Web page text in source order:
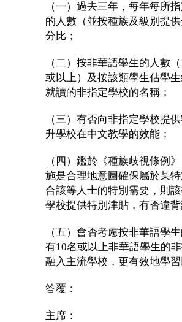
（一）過去三年，每年每所
的人數（並按種族及級別提
分比；
（二）按非華語學生的人數
或以上）及按該類學生佔學
就讀的非指定學校的名稱；
（三）有否向非指定學校提
升學校在中文教學的效能；
（四）鑑於《種族歧視條例
施是合理地意圖確保屬於某
合該等人士的特別需要，則
學校提供特別津貼，有否違
（五）會否考慮按非華語學
有10名或以上非華語學生的
融入主流學校，更有效地學
答覆：
主席：